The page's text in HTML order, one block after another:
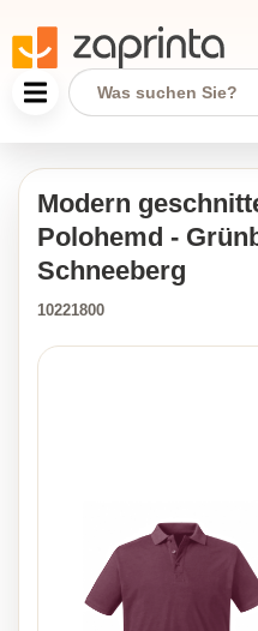
Modern
Polohemd -
Schneeberg
10221800